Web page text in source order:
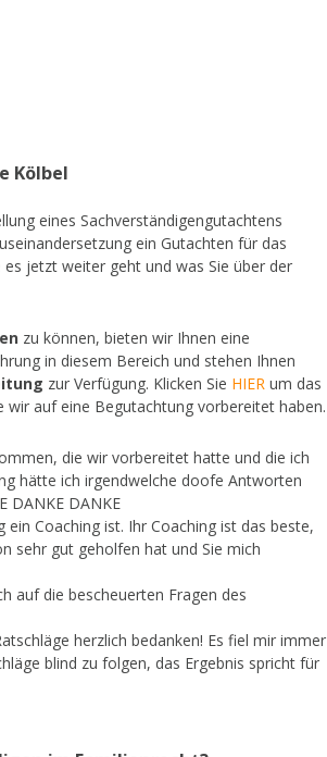
Kölbel
eines Sachverständigengutachtens
ein Gutachten für das
jetzt weiter geht und was Sie über der
zu können, bieten wir Ihnen eine
in diesem Bereich und stehen Ihnen
zur Verfügung. Klicken Sie HIER um das
wir auf eine Begutachtung vorbereitet haben.
die wir vorbereitet hatte und die ich
hätte ich irgendwelche doofe Antworten
DANKE DANKE
Coaching ist. Ihr Coaching ist das beste,
sehr gut geholfen hat und Sie mich
auf die bescheuerten Fragen des
herzlich bedanken! Es fiel mir immer
blind zu folgen, das Ergebnis spricht für